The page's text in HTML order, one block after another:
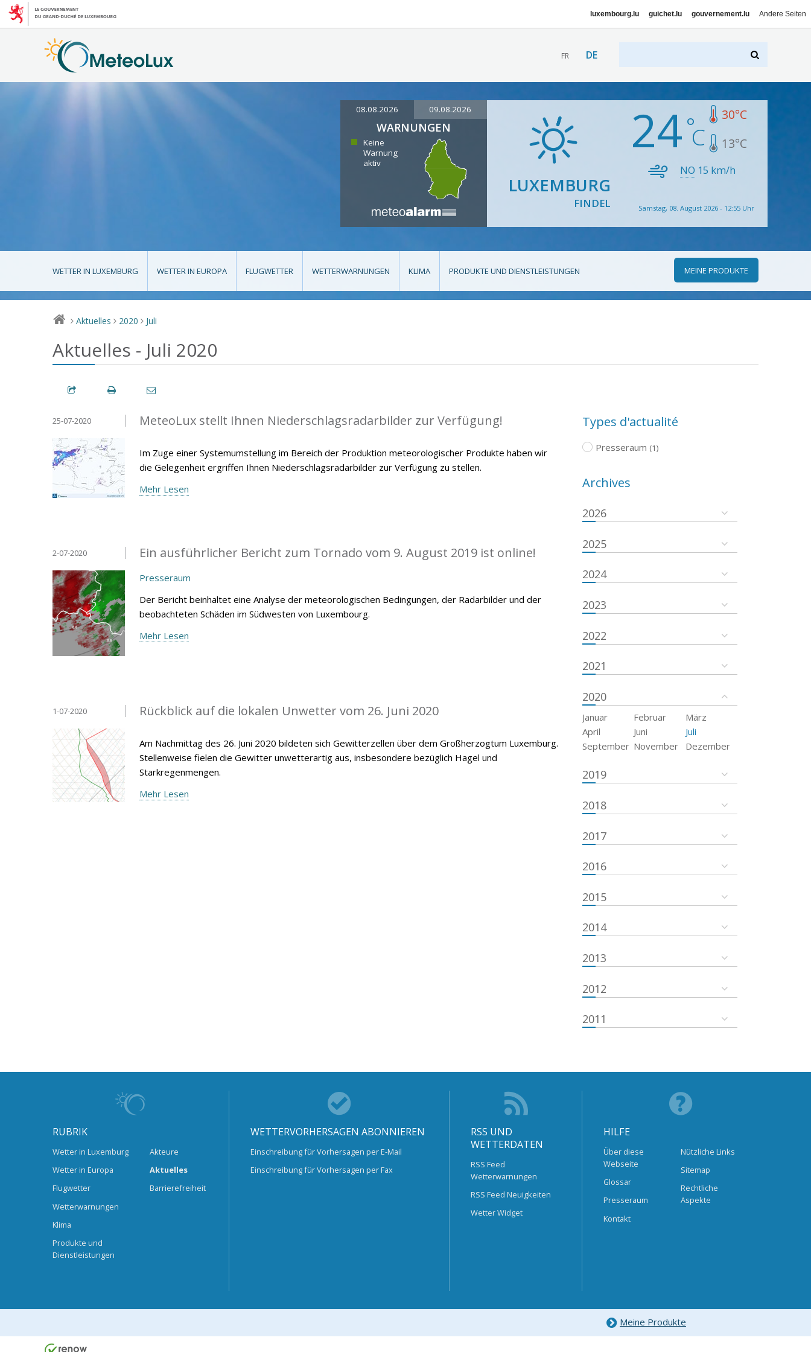
luxembourg.lu guichet.lu gouvernement.lu Andere Seiten
FR DE
08.08.2026 09.08.2026
WARNUNGEN
Keine
Warnung
aktiv
LUXEMBURG
FINDEL
24 30°C
13°C
NO 15 km/h
Samstag, 08. August 2026 - 12:55 Uhr
WETTER IN LUXEMBURG WETTER IN EUROPA FLUGWETTER WETTERWARNUNGEN KLIMA PRODUKTE UND DIENSTLEISTUNGEN MEINE PRODUKTE
> Aktuelles > 2020 > Juli
Aktuelles - Juli 2020
MeteoLux stellt Ihnen Niederschlagsradarbilder zur Verfügung!
25-07-2020
Im Zuge einer Systemumstellung im Bereich der Produktion meteorologischer Produkte haben wir
die Gelegenheit ergriffen Ihnen Niederschlagsradarbilder zur Verfügung zu stellen.
Mehr Lesen
Ein ausführlicher Bericht zum Tornado vom 9. August 2019 ist online!
2-07-2020
Presseraum
Der Bericht beinhaltet eine Analyse der meteorologischen Bedingungen, der Radarbilder und der
beobachteten Schäden im Südwesten von Luxembourg.
Mehr Lesen
Rückblick auf die lokalen Unwetter vom 26. Juni 2020
1-07-2020
Am Nachmittag des 26. Juni 2020 bildeten sich Gewitterzellen über dem Großherzogtum Luxemburg.
Stellenweise fielen die Gewitter unwetterartig aus, insbesondere bezüglich Hagel und
Starkregenmengen.
Mehr Lesen
Types d'actualité
Presseraum (1)
Archives
2026
2025
2024
2023
2022
2021
2020
Januar Februar
März
April
Juni
Juli
September November Dezember
2019
2018
2017
2016
2015
2014
2013
2012
2011
RUBRIK
Wetter in Luxemburg
Wetter in Europa
Flugwetter
Wetterwarnungen
Klima
Produkte und
Dienstleistungen
Akteure
Aktuelles
Barrierefreiheit
WETTERVORHERSAGEN ABONNIEREN
Einschreibung für Vorhersagen per E-Mail
Einschreibung für Vorhersagen per Fax
RSS UND
WETTERDATEN
RSS Feed
Wetterwarnungen
RSS Feed Neuigkeiten
Wetter Widget
HILFE
Über diese
Webseite
Glossar
Presseraum
Kontakt
Nützliche Links
Sitemap
Rechtliche
Aspekte
Meine Produkte